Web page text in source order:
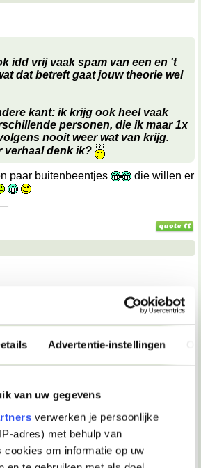
Advertentie-instellingen
van uw gegevens
verwerken je persoonlijke
adres) met behulp van
cookies om informatie op uw
idd vrij vaak spam van een en 't
dat betreft gaat jouw theorie wel
kant: ik krijg ook heel vaak
personen, die ik maar 1x
nooit weer wat van krijg.
verhaal denk ik?
paar buitenbeentjes
die willen er
reclame oogpunt bekeken
spam emails
ze gaan de prullenbak in.
sites ook niet terug kunnen vinden